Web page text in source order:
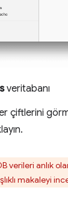
veritabanı
çiftlerini
verileri anlık
makaleyi